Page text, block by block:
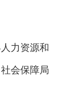
力资源和
社会保障局